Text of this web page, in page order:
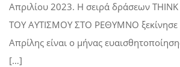
Απριλίου 2023. Η σειρά δράσεων
ΤΟΥ ΑΥΤΙΣΜΟΥ ΣΤΟ ΡΕΘΥΜΝΟ ξεκίνησε
Απρίλης είναι ο μήνας
[…]